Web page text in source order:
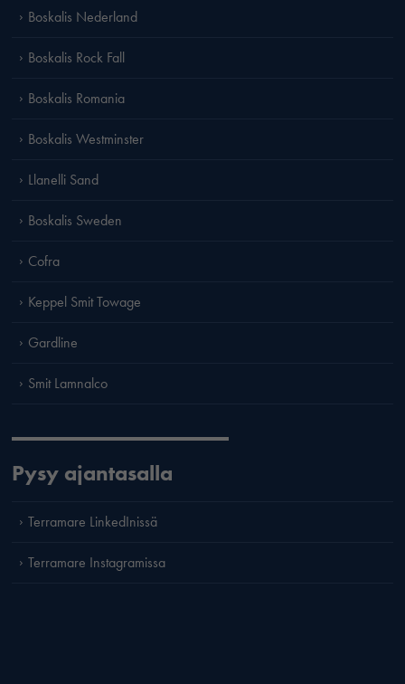
Boskalis Nederland
Boskalis Rock Fall
Boskalis Romania
Boskalis Westminster
Llanelli Sand
Boskalis Sweden
Cofra
Keppel Smit Towage
Gardline
Smit Lamnalco
Pysy ajantasalla
Terramare LinkedInissä
Terramare Instagramissa